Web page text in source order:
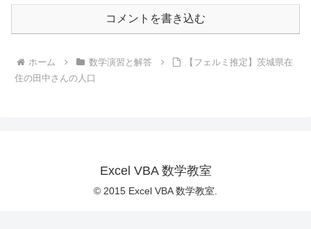
コメントを書き込む
ホーム 数学演習と解答
【フェルミ推定】茨城県在
住の田中さんの人口
Excel VBA 数学教室
© 2015 Excel VBA 数学教室.